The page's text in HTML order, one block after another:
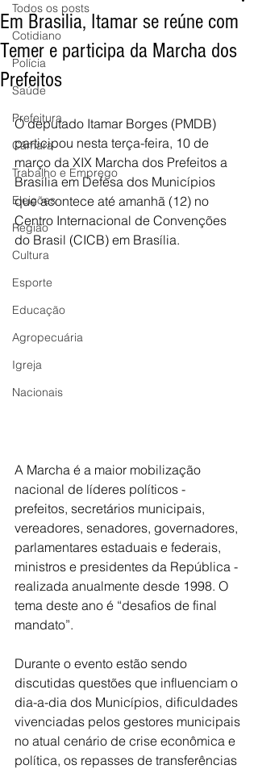
Todos os posts
Cotidiano
Polícia
Saúde
Prefeitura
Câmara
Trabalho e Emprego
Eleições
Região
Cultura
Esporte
Educação
Agropecuária
Igreja
Nacionais
Em Brasilia, Itamar se reúne com
Temer e participa da Marcha dos
Prefeitos
O deputado Itamar Borges (PMDB)
participou nesta terça-feira, 10 de
março da XIX Marcha dos Prefeitos a
Brasília em Defesa dos Municípios
que acontece até amanhã (12) no
Centro Internacional de Convenções
do Brasil (CICB) em Brasília.
A Marcha é a maior mobilização
nacional de líderes políticos -
prefeitos, secretários municipais,
vereadores, senadores, governadores,
parlamentares estaduais e federais,
ministros e presidentes da República -
realizada anualmente desde 1998. O
tema deste ano é “desafios de final
mandato”.
Durante o evento estão sendo
discutidas questões que influenciam o
dia-a-dia dos Municípios, dificuldades
vivenciadas pelos gestores municipais
no atual cenário de crise econômica e
política, os repasses de transferências